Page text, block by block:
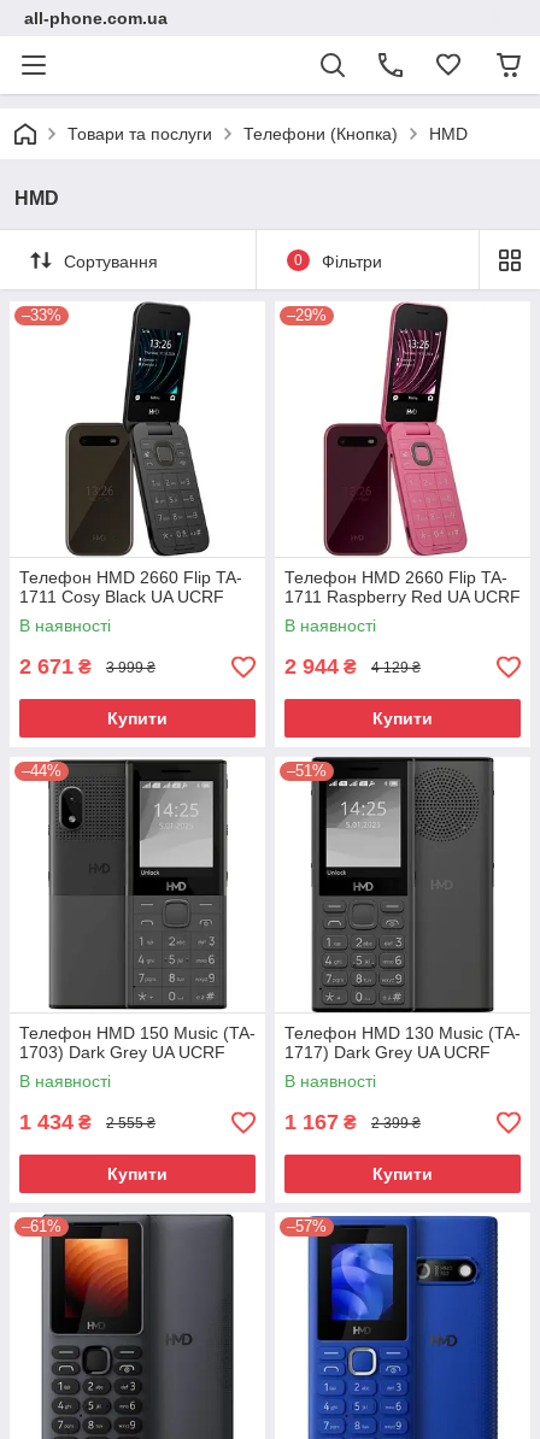
all-phone.com.ua
Товари та послуги Телефони (Кнопка) HMD
HMD
Сортування 0 Фільтри
–33%
Телефон HMD 2660 Flip TA-
1711 Cosy Black UA UCRF
В наявності
2 671 ₴ 3 999 ₴
Купити
–29%
Телефон HMD 2660 Flip TA-
1711 Raspberry Red UA UCRF
В наявності
2 944 ₴ 4 129 ₴
Купити
–44%
Телефон HMD 150 Music (TA-
1703) Dark Grey UA UCRF
В наявності
1 434 ₴ 2 555 ₴
Купити
–51%
Телефон HMD 130 Music (TA-
1717) Dark Grey UA UCRF
В наявності
1 167 ₴ 2 399 ₴
Купити
–61% –57%